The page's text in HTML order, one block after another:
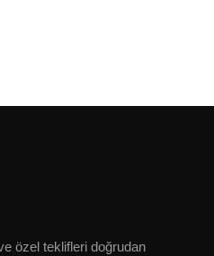
özel teklifleri doğrudan